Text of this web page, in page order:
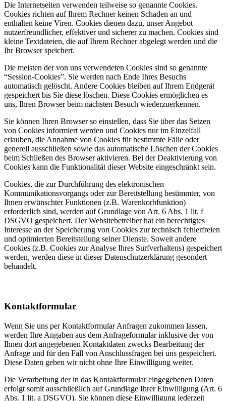
Die Internetseiten verwenden teilweise so genannte Cookies.
Cookies richten auf Ihrem Rechner keinen Schaden an und
enthalten keine Viren. Cookies dienen dazu, unser Angebot
nutzerfreundlicher, effektiver und sicherer zu machen. Cookies sind
kleine Textdateien, die auf Ihrem Rechner abgelegt werden und die
Ihr Browser speichert.
Die meisten der von uns verwendeten Cookies sind so genannte
“Session-Cookies”. Sie werden nach Ende Ihres Besuchs
automatisch gelöscht. Andere Cookies bleiben auf Ihrem Endgerät
gespeichert bis Sie diese löschen. Diese Cookies ermöglichen es
uns, Ihren Browser beim nächsten Besuch wiederzuerkennen.
Sie können Ihren Browser so einstellen, dass Sie über das Setzen
von Cookies informiert werden und Cookies nur im Einzelfall
erlauben, die Annahme von Cookies für bestimmte Fälle oder
generell ausschließen sowie das automatische Löschen der Cookies
beim Schließen des Browser aktivieren. Bei der Deaktivierung von
Cookies kann die Funktionalität dieser Website eingeschränkt sein.
Cookies, die zur Durchführung des elektronischen
Kommunikationsvorgangs oder zur Bereitstellung bestimmter, von
Ihnen erwünschter Funktionen (z.B. Warenkorbfunktion)
erforderlich sind, werden auf Grundlage von Art. 6 Abs. 1 lit. f
DSGVO gespeichert. Der Websitebetreiber hat ein berechtigtes
Interesse an der Speicherung von Cookies zur technisch fehlerfreien
und optimierten Bereitstellung seiner Dienste. Soweit andere
Cookies (z.B. Cookies zur Analyse Ihres Surfverhaltens) gespeichert
werden, werden diese in dieser Datenschutzerklärung gesondert
behandelt.
Kontaktformular
Wenn Sie uns per Kontaktformular Anfragen zukommen lassen,
werden Ihre Angaben aus dem Anfrageformular inklusive der von
Ihnen dort angegebenen Kontaktdaten zwecks Bearbeitung der
Anfrage und für den Fall von Anschlussfragen bei uns gespeichert.
Diese Daten geben wir nicht ohne Ihre Einwilligung weiter.
Die Verarbeitung der in das Kontaktformular eingegebenen Daten
erfolgt somit ausschließlich auf Grundlage Ihrer Einwilligung (Art. 6
Abs. 1 lit. a DSGVO). Sie können diese Einwilligung jederzeit